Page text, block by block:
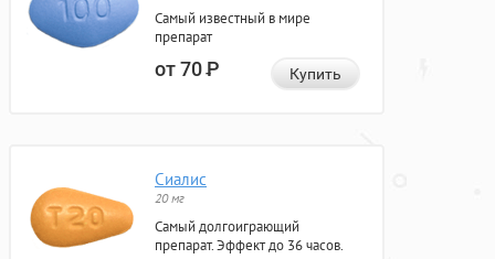
Самый известный в мире
препарат
от 70Р Купить
Сиалис
20 мг
Самый долгоиграющий
препарат. Эффект до 36 часов.